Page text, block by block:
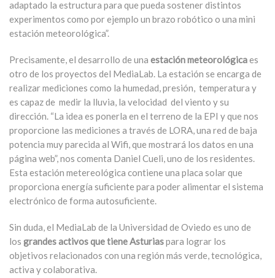
adaptado la estructura para que pueda sostener distintos
experimentos como por ejemplo un brazo robótico o una mini
estación meteorológica”.
Precisamente, el desarrollo de una estación meteorológicaes
otro de los proyectos del MediaLab. La estación se encarga de
realizar mediciones como la humedad, presión, temperatura y
es capaz de medir la lluvia, la velocidad del viento y su
dirección. “La idea es ponerla en el terreno de la EPI y que nos
proporcione las mediciones a través de LORA, una red de baja
potencia muy parecida al Wifi, que mostrará los datos en una
página web”, nos comenta Daniel Cueli, uno de los residentes.
Esta estación metereológica contiene una placa solar que
proporciona energía suficiente para poder alimentar el sistema
electrónico de forma autosuficiente.
Sin duda, el MediaLab de la Universidad de Oviedo es uno de
los grandes activos que tiene Asturiaspara lograr los
objetivos relacionados con una región más verde, tecnológica,
activa y colaborativa.